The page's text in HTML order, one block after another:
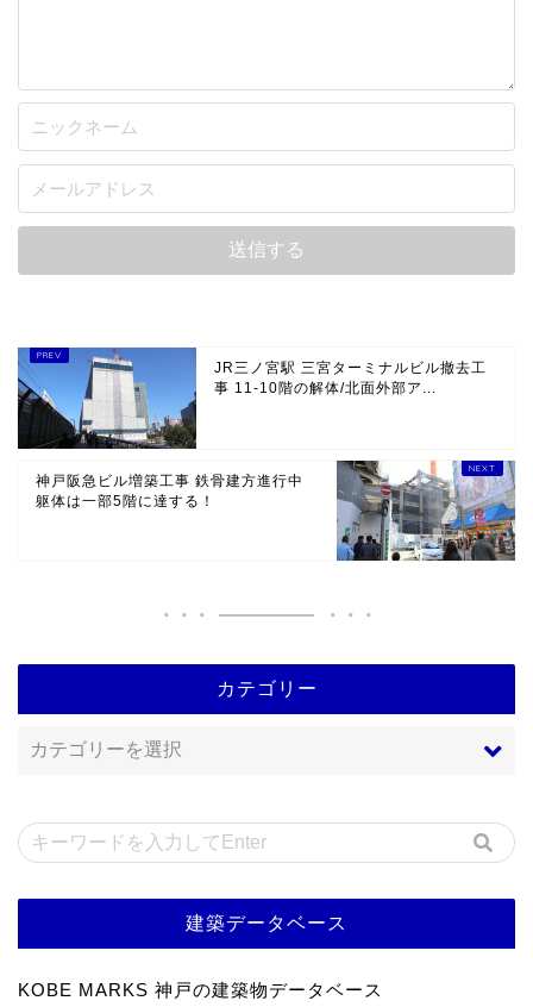
JR三ノ宮駅 三宮ターミナルビル撤去工
事 11-10階の解体/北面外部ア...
神戸阪急ビル増築工事 鉄骨建方進行中
躯体は一部5階に達する！
カテゴリー
建築データベース
KOBE MARKS 神戸の建築物データベース